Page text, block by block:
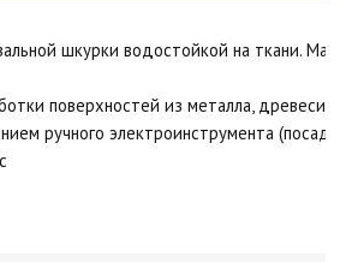
шкурки водостойкой на ткани.
поверхностей из металла,
ручного электроинструмента